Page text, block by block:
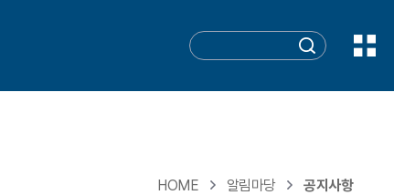
HOME 알림마당 공지사항